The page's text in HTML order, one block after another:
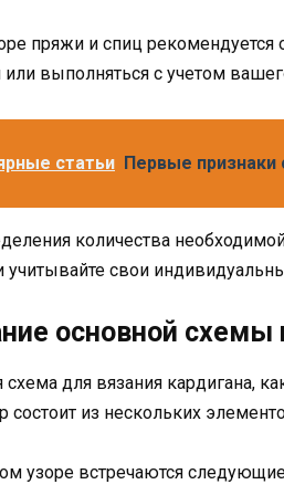
пряжи и спиц
или выполняться с учетом
статьи Первые признаки
количества
учитывайте свои
основной схемы
схема для вязания кардигана,
состоит из нескольких
узоре встречаются